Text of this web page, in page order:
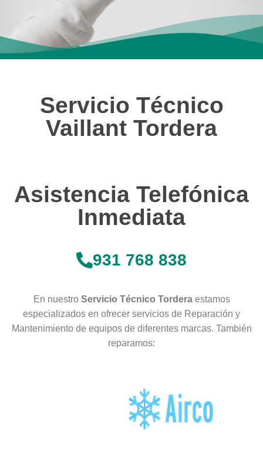
Servicio Técnico
Vaillant Tordera
Asistencia Telefónica
Inmediata
931 768 838
En nuestro Servicio Técnico Tordera estamos
especializados en ofrecer servicios de Reparación y
Mantenimiento de equipos de diferentes marcas. También
reparamos: